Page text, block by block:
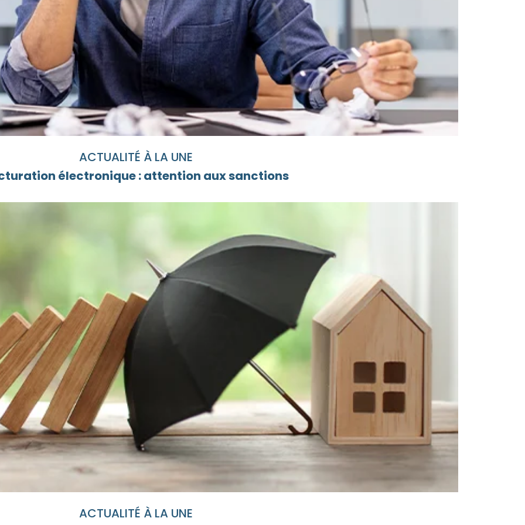
ACTUALITÉ À LA UNE
électronique : attention aux sanctions
ACTUALITÉ À LA UNE